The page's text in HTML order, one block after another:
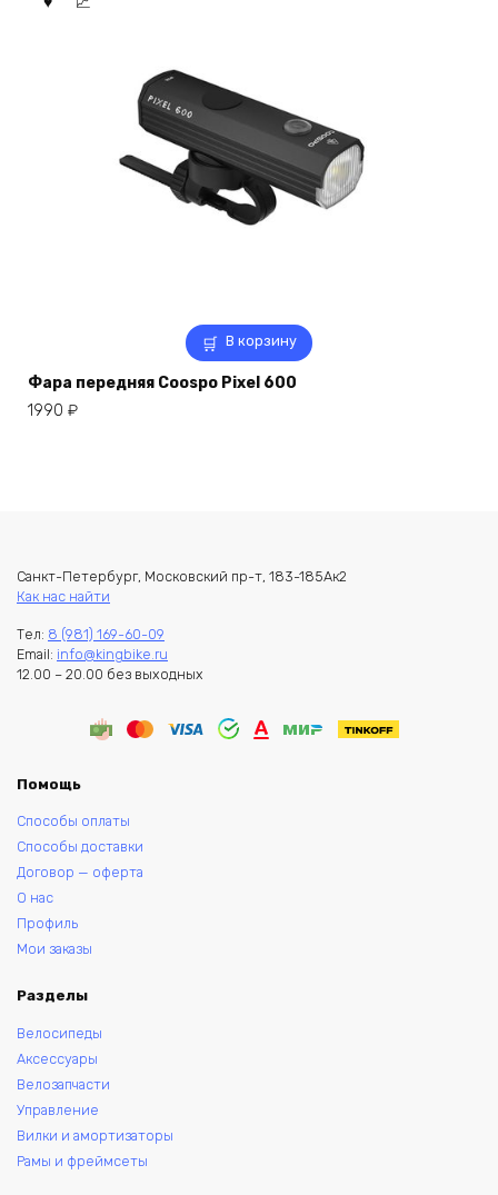
В корзину
Фара передняя Coospo Pixel 600
1990 ₽
Санкт-Петербург, Московский пр-т, 183-185Ак2
Как нас найти
Тел: 8 (981) 169-60-09
Email: info@kingbike.ru
12.00 – 20.00 без выходных
Помощь
Способы оплаты
Способы доставки
Договор — оферта
О нас
Профиль
Мои заказы
Разделы
Велосипеды
Аксессуары
Велозапчасти
Управление
Вилки и амортизаторы
Рамы и фреймсеты